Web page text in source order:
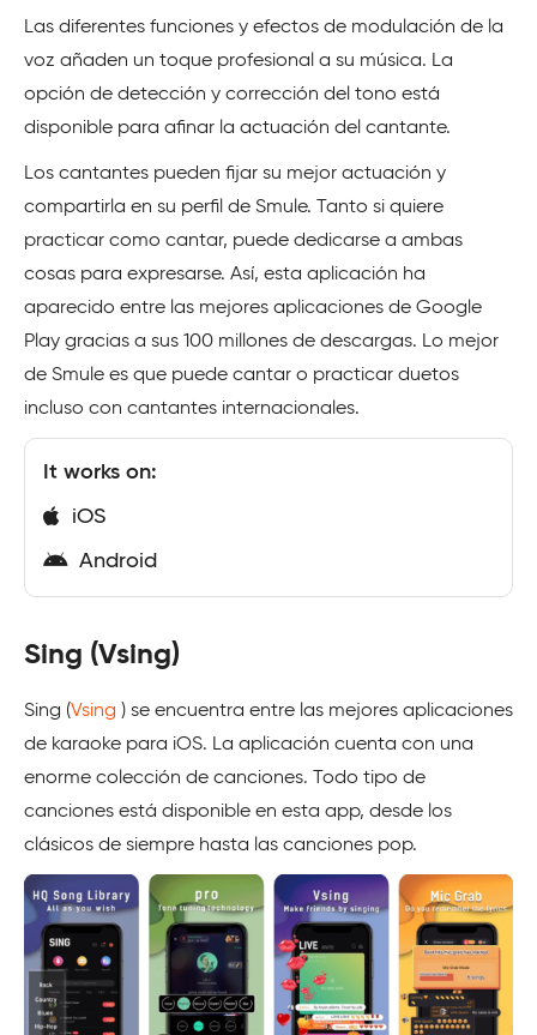
Las diferentes funciones y efectos de modulación de la
voz añaden un toque profesional a su música. La
opción de detección y corrección del tono está
disponible para afinar la actuación del cantante.
Los cantantes pueden fijar su mejor actuación y
compartirla en su perfil de Smule. Tanto si quiere
practicar como cantar, puede dedicarse a ambas
cosas para expresarse. Así, esta aplicación ha
aparecido entre las mejores aplicaciones de Google
Play gracias a sus 100 millones de descargas. Lo mejor
de Smule es que puede cantar o practicar duetos
incluso con cantantes internacionales.
It works on:
iOS
Android
Sing (Vsing)
Sing (Vsing ) se encuentra entre las mejores aplicaciones
de karaoke para iOS. La aplicación cuenta con una
enorme colección de canciones. Todo tipo de
canciones está disponible en esta app, desde los
clásicos de siempre hasta las canciones pop.